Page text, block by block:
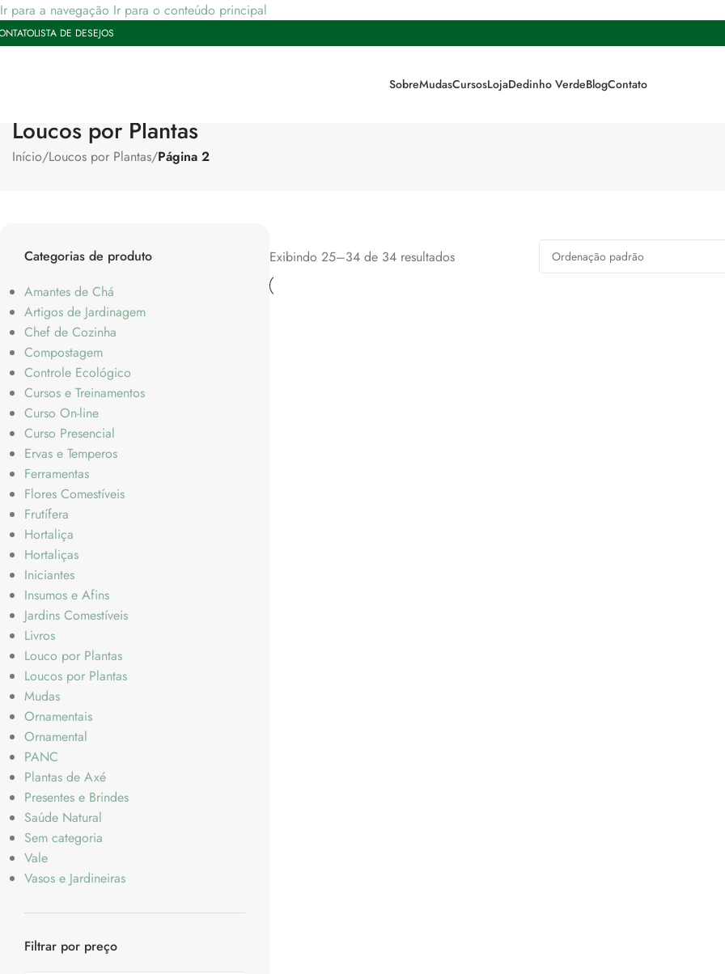
Ir para a navegação Ir para o conteúdo principal
LISTA DE DESEJOS
SobreMudasCursosLojaDedinho VerdeBlogContato
Loucos por Plantas
Início/Loucos por Plantas/Página 2
Categorias de produto
Amantes de Chá
Artigos de Jardinagem
Chef de Cozinha
Compostagem
Controle Ecológico
Cursos e Treinamentos
Curso On-line
Curso Presencial
Ervas e Temperos
Ferramentas
Flores Comestíveis
Frutífera
Hortaliça
Hortaliças
Iniciantes
Insumos e Afins
Jardins Comestíveis
Livros
Louco por Plantas
Loucos por Plantas
Mudas
Ornamentais
Ornamental
PANC
Plantas de Axé
Presentes e Brindes
Saúde Natural
Sem categoria
Vale
Vasos e Jardineiras
Filtrar por preço
Exibindo 25–34 de 34 resultados